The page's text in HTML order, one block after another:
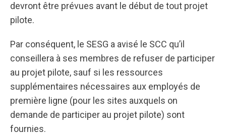
devront être prévues avant le début de tout projet
pilote.
Par conséquent, le SESG a avisé le SCC qu’il
conseillera à ses membres de refuser de participer
au projet pilote, sauf si les ressources
supplémentaires nécessaires aux employés de
première ligne (pour les sites auxquels on
demande de participer au projet pilote) sont
fournies.